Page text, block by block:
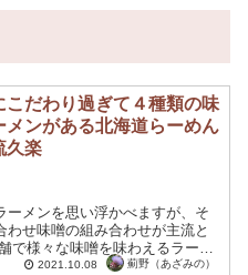
こだわり過ぎて４種類の味
メンがある北海道らーめん
久楽
ーメンを思い浮かべますが、そ
せ味噌の組み合わせが主流と
で様々な味噌を味わえるラーメ
道らーめん奥原流 久楽〟は...
2021.10.08 薊野（あざみの）